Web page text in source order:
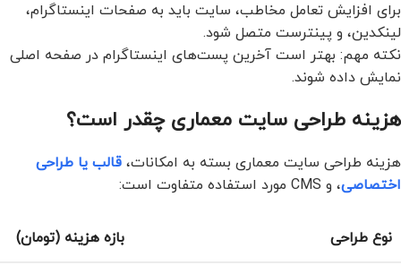
برای افزایش تعامل مخاطب، سایت باید به صفحات اینستاگرام،
لینکدین، و پینترست متصل شود.
نکته مهم: بهتر است آخرین پست‌های اینستاگرام در صفحه اصلی
نمایش داده شوند.
هزینه طراحی سایت معماری چقدر است؟
هزینه طراحی سایت معماری بسته به امکانات، قالب یا طراحی
اختصاصی، و CMS مورد استفاده متفاوت است:
نوع طراحی بازه هزینه (تومان)